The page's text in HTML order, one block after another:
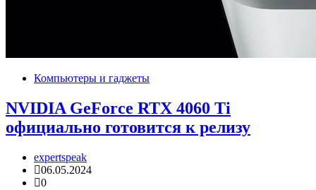
Компьютеры и гаджеты
NVIDIA GeForce RTX 4060 Ti
официально готовится к релизу
expertspeak
06.05.2024
0